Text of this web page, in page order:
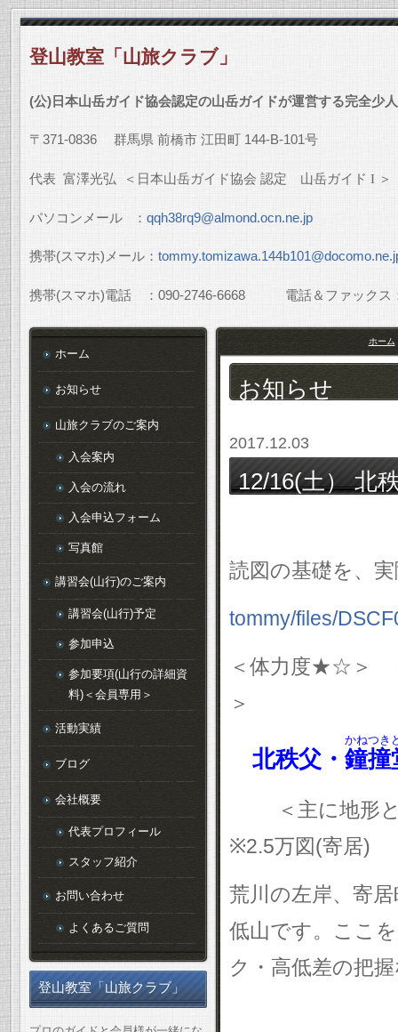
登山教室「山旅クラブ」
(公)日本山岳ガイド協会認定の山岳ガイドが運営する完全少
〒 371-0836 群馬県 前橋市 江田町 144-B-101号
代表 富澤光弘 ＜日本山岳ガイド協会 認定 山岳ガイド I ＞
パソコンメール ： qqh38rq9@almond.ocn.ne.jp
携帯(スマホ)メール：
携帯(スマホ)電話 ： 090-2746-6668電話＆ファックス
ホーム
お知らせ
2017.12.03
12/16(土） 北秩父・鐘撞堂山(330m) ＜読図講習会＞ は
読図の基礎を、
tommy/files/
＜体力度★☆＞
北秩父・ 鐘撞
かねつき
＜主に地形
※2.5万図(寄居)
荒川の左岸、寄
低山です。ここ
ク・高低差の把
ホーム
お知らせ
山旅クラブのご案内
入会案内
入会の流れ
入会申込フォーム
写真館
講習会(山行)のご案内
講習会(山行)予定
参加申込
参加要項(山行の詳細資
料)＜会員専用＞
活動実績
ブログ
会社概要
代表プロフィール
スタッフ紹介
お問い合わせ
よくあるご質問
登山教室「山旅クラブ」